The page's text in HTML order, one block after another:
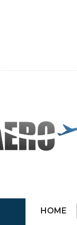
HOME